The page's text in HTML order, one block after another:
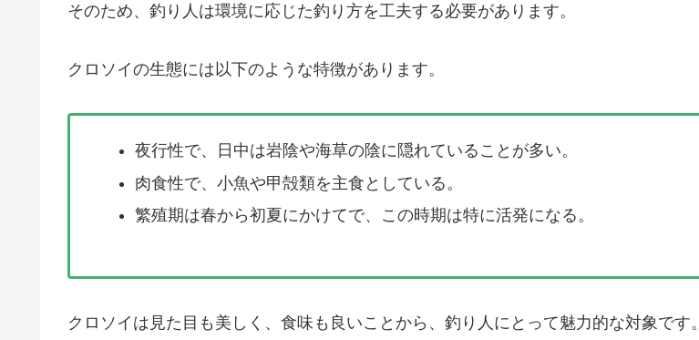
そのため、釣り人は環境に応じた釣り方を工夫する必要があります。
クロソイの生態には以下のような特徴があります。
夜行性で、日中は岩陰や海草の陰に隠れていることが多い。
肉食性で、小魚や甲殻類を主食としている。
繁殖期は春から初夏にかけてで、この時期は特に活発になる。
クロソイは見た目も美しく、食味も良いことから、釣り人にとって魅力的な対象です。